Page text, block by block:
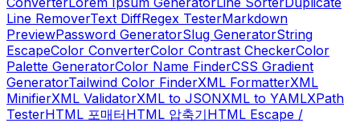
Line RemoverText DiffRegex TesterMarkdown
PreviewPassword GeneratorSlug GeneratorString
EscapeColor ConverterColor Contrast CheckerColor
Palette GeneratorColor Name FinderCSS Gradient
GeneratorTailwind Color FinderXML FormatterXML
MinifierXML ValidatorXML to JSONXML to YAMLXPath
TesterHTML 포매터HTML 압축기HTML Escape /